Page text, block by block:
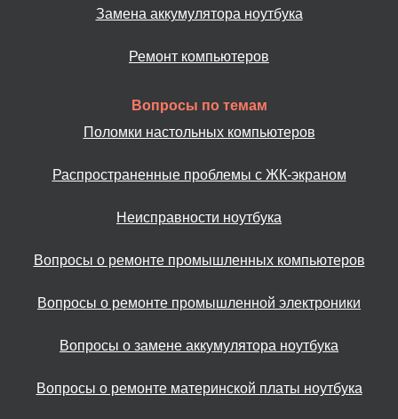
Замена аккумулятора ноутбука
Ремонт компьютеров
Вопросы по темам
Поломки настольных компьютеров
Распространенные проблемы с ЖК-экраном
Неисправности ноутбука
Вопросы о ремонте промышленных компьютеров
Вопросы о ремонте промышленной электроники
Вопросы о замене аккумулятора ноутбука
Вопросы о ремонте материнской платы ноутбука